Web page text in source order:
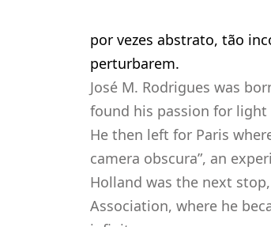
por vezes abstrato, tão
perturbarem.
José M. Rodrigues was
found his passion for
He then left for Paris
camera obscura”, an
Holland was the next
Association, where he